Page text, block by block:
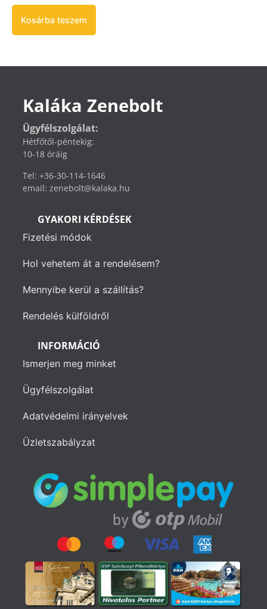
Kosárba teszem
Kaláka Zenebolt
Ügyfélszolgálat:
Hétfőtől-péntekig:
10-18 óráig
Tel: +36-30-114-1646
email: zenebolt@kalaka.hu
GYAKORI KÉRDÉSEK
Fizetési módok
Hol vehetem át a rendelésem?
Mennyibe kerül a szállítás?
Rendelés külföldről
INFORMÁCIÓ
Ismerjen meg minket
Ügyfélszolgálat
Adatvédelmi irányelvek
Üzletszabályzat